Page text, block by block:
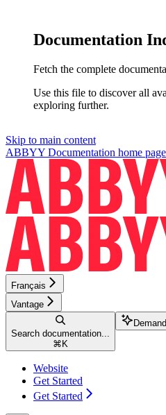
Documentation
Fetch the complete
Use this file to discover all
exploring further.
Skip to main content
ABBYY Documentation home page
Français
Vantage
Search documentation...
⌘ K
Website
Get Started
Get Started